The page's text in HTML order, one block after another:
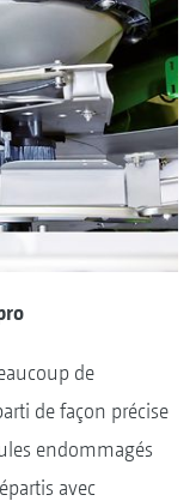
de
de façon précise
endommagés
avec